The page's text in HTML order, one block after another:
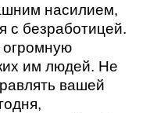
насилием,
с безработицей.
огромную
им людей. Не
вашей